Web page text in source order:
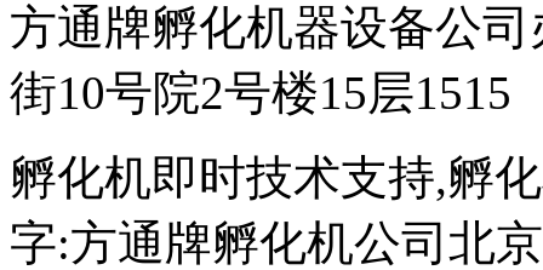
方通牌孵化机器设备公
街10号院2号楼15层1515
孵化机即时技术支持,孵
字:方通牌孵化机公司北